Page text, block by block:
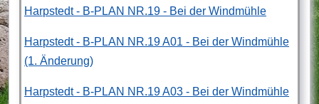
Harpstedt - B-PLAN NR.19 - Bei der Windmühle
Harpstedt - B-PLAN NR.19 A01 - Bei der Windmühle
(1. Änderung)
Harpstedt - B-PLAN NR.19 A03 - Bei der Windmühle